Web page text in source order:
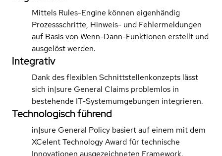
Mittels Rules-Engine können eigenhändig
Prozessschritte, Hinweis- und Fehlermeldungen
auf Basis von Wenn-Dann-Funktionen erstellt und
ausgelöst werden.
Integrativ
Dank des flexiblen Schnittstellenkonzepts lässt
sich in|sure General Claims problemlos in
bestehende IT-Systemumgebungen integrieren.
Technologisch führend
in|sure General Policy basiert auf einem mit dem
XCelent Technology Award für technische
Innovationen ausgezeichneten Framework.